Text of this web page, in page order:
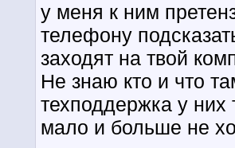
у меня к ним
телефону
заходят на твой
Не знаю кто и что
техподдержка у них
мало и больше не